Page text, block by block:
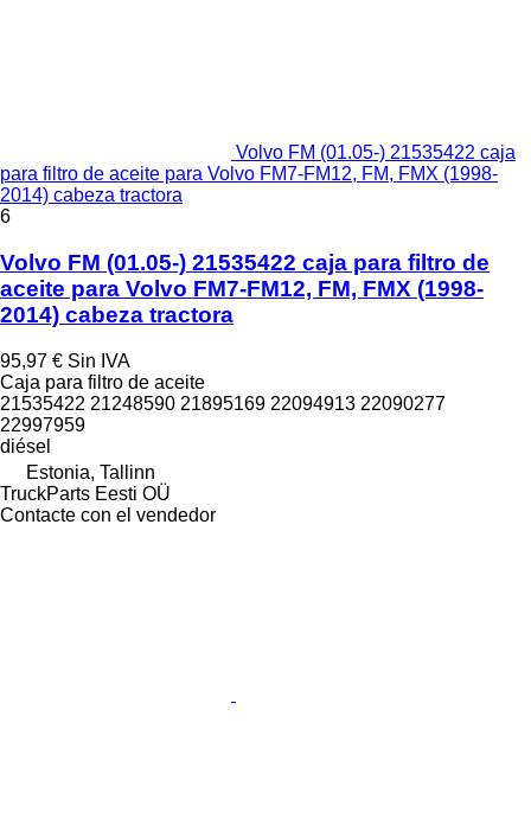
Volvo FM (01.05-) 21535422 caja
para filtro de aceite para Volvo FM7-FM12, FM, FMX (1998-
2014) cabeza tractora
6
Volvo FM (01.05-) 21535422 caja para filtro de
aceite para Volvo FM7-FM12, FM, FMX (1998-
2014) cabeza tractora
95,97 € Sin IVA
Caja para filtro de aceite
21535422 21248590 21895169 22094913 22090277
22997959
diésel
Estonia, Tallinn
TruckParts Eesti OÜ
Contacte con el vendedor